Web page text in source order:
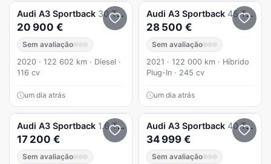
Audi A3 Sportback 30 TDI
20 900 €
Sem avaliação
2020 · 122 602 km · Diesel ·
116 cv
um dia atrás
Audi A3 Sportback 45 TFSIe S tronic S line
28 500 €
Sem avaliação
2021 · 122 000 km · Híbrido
Plug-In · 245 cv
um dia atrás
Audi A3 Sportback 1.6 TDI (clean diesel) S tronic S line Sport Pack
17 200 €
Sem avaliação
Audi A3 Sportback 40 TFSIe Advanced
34 999 €
Sem avaliação